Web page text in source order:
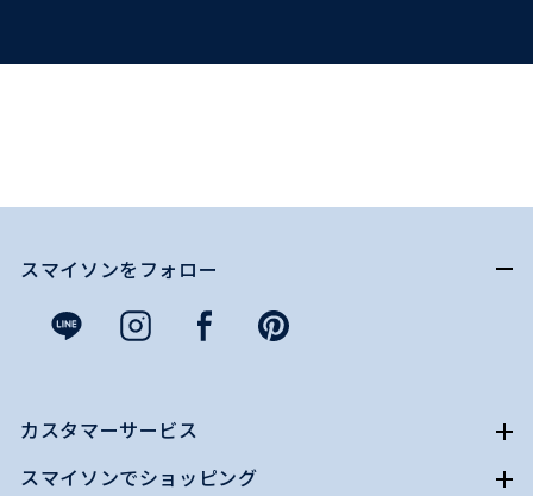
スマイソンをフォロー
カスタマーサービス
スマイソンでショッピング